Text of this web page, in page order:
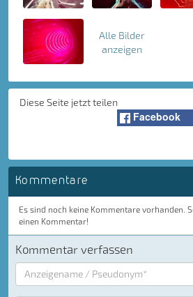
Alle Bilder
anzeigen
Diese Seite jetzt teilen
Facebook
Kommentare
Es sind noch keine Kommentare vorhanden.
einen Kommentar!
Kommentar verfassen